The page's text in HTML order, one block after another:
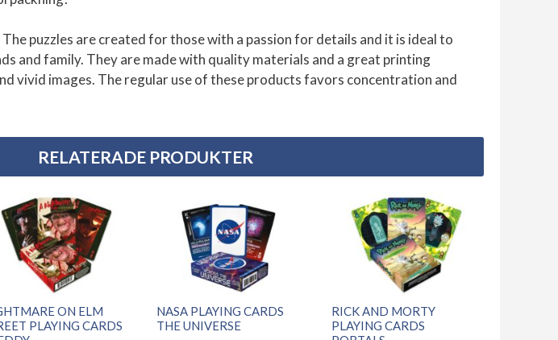
puzzles are created for those with a passion for details and it is ideal to
and family. They are made with quality materials and a great printing
vivid images. The regular use of these products favors concentration and
RELATERADE PRODUKTER
ON ELM
PLAYING CARDS
NASA PLAYING CARDS
THE UNIVERSE
RICK AND MORTY
PLAYING CARDS